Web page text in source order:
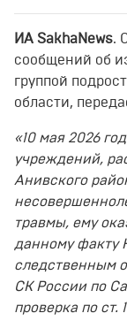
ИА SakhaNews.
сообщений об
группой
области,
«10 мая 2026
учреждений,
Анивского
травмы, ему
данному факту
следственным
СК России по
проверка по ст.